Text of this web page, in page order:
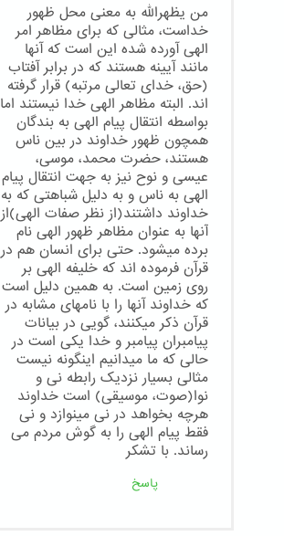
من یظهرالله به معنی محل ظهور
خداست، مثالی که برای مظاهر امر
الهی آورده شده این است که آنها
مانند آیینه هستند که در برابر آفتاب
(حق، خدای تعالی مرتبه) قرار گرفته
اند. البته مظاهر الهی خدا نیستند اما
بواسطه انتقال پیام الهی به بندگان
همچون ظهور خداوند در بین ناس
هستند، حضرت محمد، موسی،
عیسی و نوح نیز به جهت انتقال پیام
الهی به ناس و به دلیل شباهتی که به
خداوند داشتند(از نظر صفات الهی)از
آنها به عنوان مظاهر ظهور الهی نام
برده میشود. حتی برای انسان هم در
قرآن فرموده اند که خلیفه الهی بر
روی زمین است. به همین دلیل است
که خداوند آنها را با نامهای مشابه در
قرآن ذکر میکنند، گویی در بیانات
پیامبران پیامبر و خدا یکی است در
حالی که ما میدانیم اینگونه نیست
مثالی بسیار نزدیک رابطه نی و
نوا(صوت، موسیقی) است خداوند
هرچه بخواهد در نی مینوازد و نی
فقط پیام الهی را به گوش مردم می
رساند. با تشکر
پاسخ